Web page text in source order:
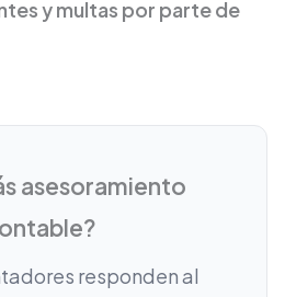
y multas por parte de
asesoramiento
responden al